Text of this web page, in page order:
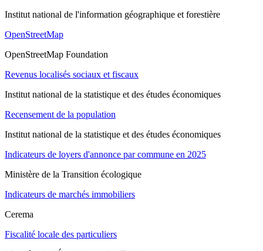
Institut national de l'information géographique et forestière
OpenStreetMap
OpenStreetMap Foundation
Revenus localisés sociaux et fiscaux
Institut national de la statistique et des études économiques
Recensement de la population
Institut national de la statistique et des études économiques
Indicateurs de loyers d'annonce par commune en 2025
Ministère de la Transition écologique
Indicateurs de marchés immobiliers
Cerema
Fiscalité locale des particuliers